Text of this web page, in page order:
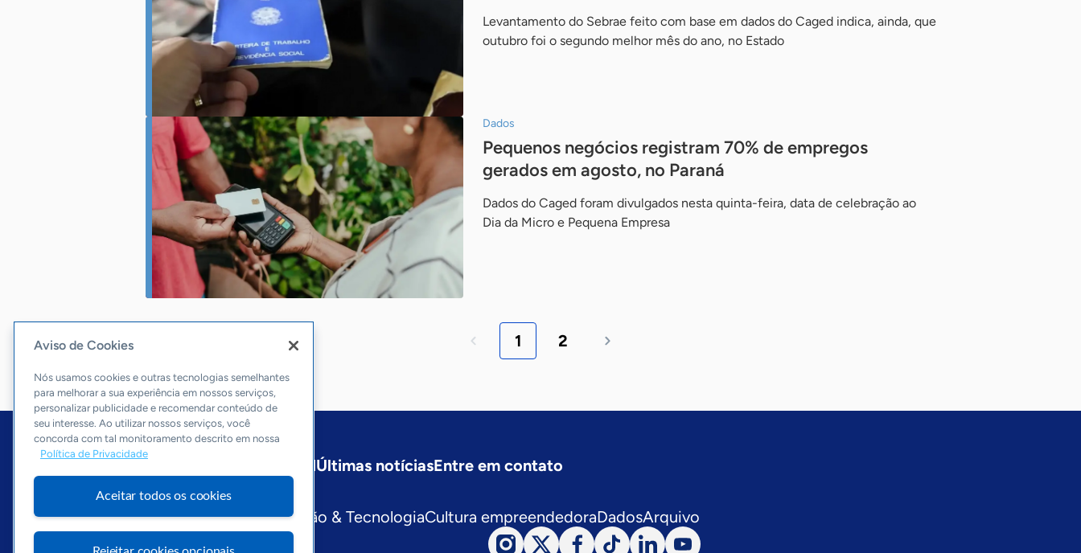
Levantamento do Sebrae feito com base em dados do Caged indica, ainda, que
outubro foi o segundo melhor mês do ano, no Estado
Dados
Pequenos negócios registram 70% de empregos
gerados em agosto, no Paraná
Dados do Caged foram divulgados nesta quinta-feira, data de celebração ao
Dia da Micro e Pequena Empresa
1 2
Início Sobre a ASNÚltimas notíciasEntre em contato
Economia & PolíticaInovação & TecnologiaCultura empreendedoraDadosArquivo
Visite o Portal Sebrae
Aviso de Cookies
Nós usamos cookies e outras tecnologias semelhantes
para melhorar a sua experiência em nossos serviços,
personalizar publicidade e recomendar conteúdo de
seu interesse. Ao utilizar nossos serviços, você
concorda com tal monitoramento descrito em nossa
Política de Privacidade
Aceitar todos os cookies